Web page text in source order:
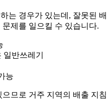
는 경우가 있는데, 잘못된 배
제를 일으킬 수 있습니다.
반쓰레기
능
므로 거주 지역의 배출 지침